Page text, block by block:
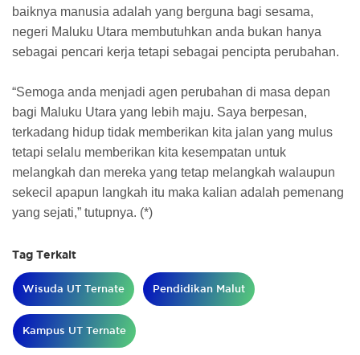
baiknya manusia adalah yang berguna bagi sesama,
negeri Maluku Utara membutuhkan anda bukan hanya
sebagai pencari kerja tetapi sebagai pencipta perubahan.
“Semoga anda menjadi agen perubahan di masa depan
bagi Maluku Utara yang lebih maju. Saya berpesan,
terkadang hidup tidak memberikan kita jalan yang mulus
tetapi selalu memberikan kita kesempatan untuk
melangkah dan mereka yang tetap melangkah walaupun
sekecil apapun langkah itu maka kalian adalah pemenang
yang sejati,” tutupnya. (*)
Tag Terkait
Wisuda UT Ternate Pendidikan Malut
Kampus UT Ternate